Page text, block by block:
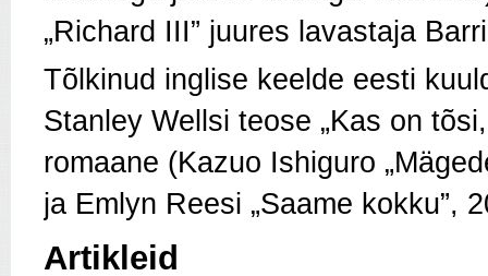
„Richard III” juures lavastaja
Tõlkinud inglise keelde eesti
Stanley Wellsi teose „Kas on
romaane (Kazuo Ishiguro
ja Emlyn Reesi „Saame kokku”,
Artikleid